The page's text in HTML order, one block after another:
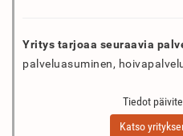
Yritys tarjoaa seuraavia
palveluasuminen,
Tiedot
Katso